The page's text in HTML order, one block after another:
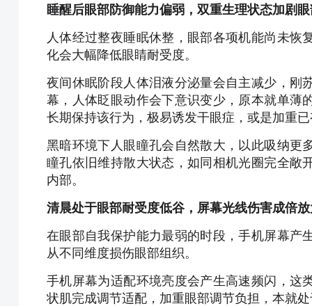
睡醒后眼部防御能力偏弱，双重生理状态加剧
人体经过整夜睡眠休整，眼部各项机能尚未
化会大幅降低眼睛耐受度。
夜间休眠阶段人体泪液分泌量会自主减少，刚
幕，人体眨眼动作会下意识变少，原本就单薄
长期保持该行为，极易诱发干眼症，或是加重
黑暗环境下人眼瞳孔会自然散大，以此吸纳更
瞳孔依旧维持散大状态，如同相机光圈完全敞
内部。
清晨处于眼部耐受度低谷，屏幕光线伤害成倍
在眼部自我保护能力最弱的时段，手机屏幕产
从不同维度损伤眼部组织。
手机屏幕为适配环境亮度会产生高速频闪，这
状肌完成调节适配，加重眼部调节负担，本就